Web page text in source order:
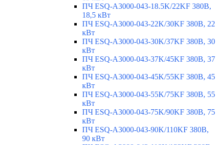
ПЧ ESQ-A3000-043-18.5K/22KF 380В,
18,5 кВт
ПЧ ESQ-A3000-043-22K/30KF 380В, 22
кВт
ПЧ ESQ-A3000-043-30K/37KF 380В, 30
кВт
ПЧ ESQ-A3000-043-37K/45KF 380В, 37
кВт
ПЧ ESQ-A3000-043-45K/55KF 380В, 45
кВт
ПЧ ESQ-A3000-043-55K/75KF 380В, 55
кВт
ПЧ ESQ-A3000-043-75K/90KF 380В, 75
кВт
ПЧ ESQ-A3000-043-90K/110KF 380В,
90 кВт